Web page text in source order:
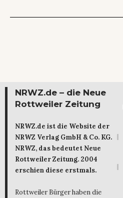
NRWZ.de – die Neue
Rottweiler Zeitung
NRWZ.de ist die Website der
NRWZ Verlag GmbH & Co. KG.
NRWZ, das bedeutet Neue
Rottweiler Zeitung. 2004
erschien diese erstmals.
Rottweiler Bürger haben die